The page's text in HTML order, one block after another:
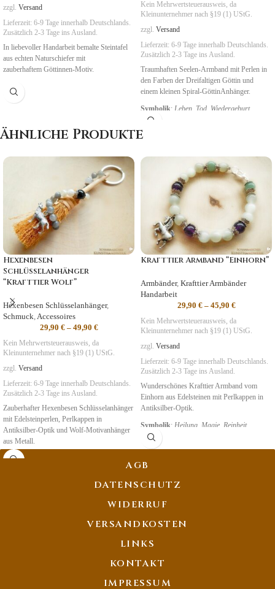
zzgl. Versand
Lieferzeit: 6-9 Tage innerhalb Deutschlands.
Zusätzlich 2-3 Tage ins Ausland.
In liebevoller Handarbeit bemalte Steintafel
aus echten Naturschiefer mit
zauberhaftem Göttinnen-Motiv.
Kein Mehrwertsteuerausweis, da
Kleinunternehmer nach §19 (1) UStG.
zzgl. Versand
Lieferzeit: 6-9 Tage innerhalb Deutschlands.
Zusätzlich 2-3 Tage ins Ausland.
Traumhaften Seelen-Armband mit Perlen in
den Farben der Dreifaltigen Göttin und
einem kleinen Spiral-GöttinAnhänger.
Symbolik: Leben, Tod, Wiedergeburt
Ähnliche Produkte
Hexenbesen
Schlüsselanhänger
“Krafttier Wolf”
Hexenbesen Schlüsselanhänger,
Schmuck,Accessoires
29,90 €– 49,90 €
Kein Mehrwertsteuerausweis, da
Kleinunternehmer nach §19 (1) UStG.
zzgl. Versand
Lieferzeit: 6-9 Tage innerhalb Deutschlands.
Zusätzlich 2-3 Tage ins Ausland.
Zauberhafter Hexenbesen Schlüsselanhänger
mit Edelsteinperlen, Perlkappen in
Antiksilber-Optik und Wolf-Motivanhänger
aus Metall.
Symbolik
Krafttier Armband “Einhorn”
Armbänder, Krafttier Armbänder
Handarbeit
29,90 €– 45,90 €
Kein Mehrwertsteuerausweis, da
Kleinunternehmer nach §19 (1) UStG.
zzgl. Versand
Lieferzeit: 6-9 Tage innerhalb Deutschlands.
Zusätzlich 2-3 Tage ins Ausland.
Wunderschönes Krafttier Armband vom
Einhorn aus Edelsteinen mit Perlkappen in
Antiksilber-Optik.
Symbolik: Heilung, Magie, Reinheit
AGB
DATENSCHUTZ
WIDERRUF
VERSANDKOSTEN
LINKS
KONTAKT
IMPRESSUM